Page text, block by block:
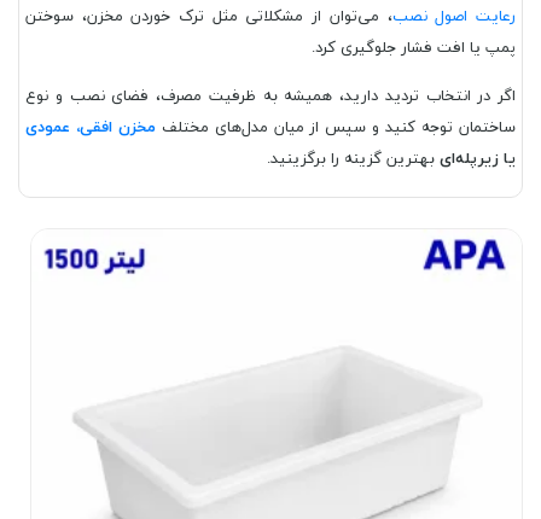
رعایت اصول نصب، می‌توان از مشکلاتی مثل ترک خوردن مخزن، سوختن
پمپ یا افت فشار جلوگیری کرد.
اگر در انتخاب تردید دارید، همیشه به ظرفیت مصرف، فضای نصب و نوع
ساختمان توجه کنید و سپس از میان مدل‌های مختلفمخزن افقی، عمودی
یا زیرپله‌ایبهترین گزینه را برگزینید.